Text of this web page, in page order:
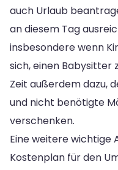
auch Urlaub
an diesem Tag
insbesondere wenn
sich, einen Babysitter
Zeit außerdem dazu,
und nicht benötigte
verschenken.
Eine weitere wichtige
Kostenplan für den